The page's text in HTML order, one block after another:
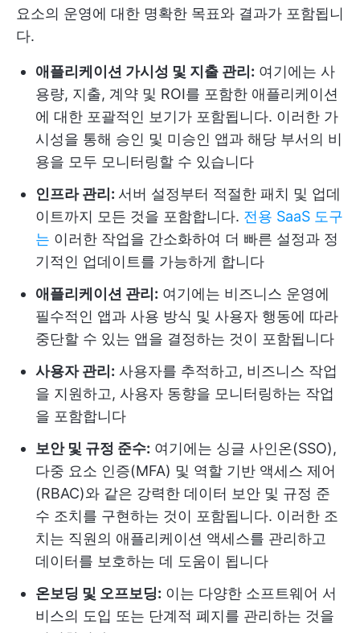
요소의 운영에 대한 명확한 목표와 결과가 포함됩니
다.
애플리케이션 가시성 및 지출 관리: 여기에는 사
용량, 지출, 계약 및 ROI를 포함한 애플리케이션
에 대한 포괄적인 보기가 포함됩니다. 이러한 가
시성을 통해 승인 및 미승인 앱과 해당 부서의 비
용을 모두 모니터링할 수 있습니다
인프라 관리: 서버 설정부터 적절한 패치 및 업데
이트까지 모든 것을 포함합니다. 전용 SaaS 도구
는 이러한 작업을 간소화하여 더 빠른 설정과 정
기적인 업데이트를 가능하게 합니다
애플리케이션 관리: 여기에는 비즈니스 운영에
필수적인 앱과 사용 방식 및 사용자 행동에 따라
중단할 수 있는 앱을 결정하는 것이 포함됩니다
사용자 관리: 사용자를 추적하고, 비즈니스 작업
을 지원하고, 사용자 동향을 모니터링하는 작업
을 포함합니다
보안 및 규정 준수: 여기에는 싱글 사인온(SSO),
다중 요소 인증(MFA) 및 역할 기반 액세스 제어
(RBAC)와 같은 강력한 데이터 보안 및 규정 준
수 조치를 구현하는 것이 포함됩니다. 이러한 조
치는 직원의 애플리케이션 액세스를 관리하고
데이터를 보호하는 데 도움이 됩니다
온보딩 및 오프보딩: 이는 다양한 소프트웨어 서
비스의 도입 또는 단계적 폐지를 관리하는 것을